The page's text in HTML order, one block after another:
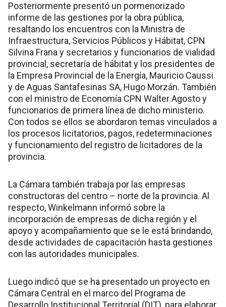
Posteriormente presentó un pormenorizado
informe de las gestiones por la obra pública,
resaltando los encuentros con la Ministra de
Infraestructura, Servicios Públicos y Hábitat, CPN
Silvina Frana y secretarios y funcionarios de vialidad
provincial, secretaría de hábitat y los presidentes de
la Empresa Provincial de la Energía, Mauricio Caussi
y de Aguas Santafesinas SA, Hugo Morzán. También
con el ministro de Economía CPN Walter Agosto y
funcionarios de primera línea de dicho ministerio.
Con todos se ellos se abordaron temas vinculados a
los procesos licitatorios, pagos, redeterminaciones
y funcionamiento del registro de licitadores de la
provincia.
La Cámara también trabaja por las empresas
constructoras del centro – norte de la provincia. Al
respecto, Winkelmann informó sobre la
incorporación de empresas de dicha región y el
apoyo y acompañamiento que se le está brindando,
desde actividades de capacitación hasta gestiones
con las autoridades municipales.
Luego indicó que se ha presentado un proyecto en
Cámara Central en el marco del Programa de